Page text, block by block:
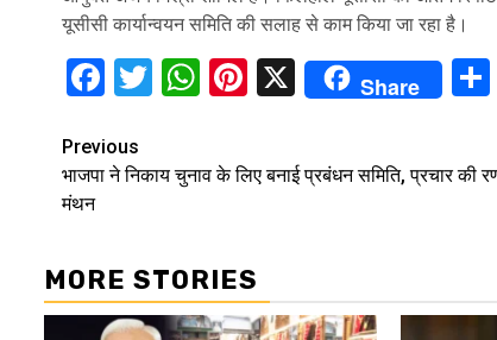
यूसीसी कार्यान्वयन समिति की सलाह से काम किया जा रहा है।
Facebook
Twitter
WhatsApp
Pinterest
X Share
Continue
Reading
Previous
भाजपा ने निकाय चुनाव के लिए बनाई प्रबंधन समिति, प्रचार की
मंथन
MORE STORIES